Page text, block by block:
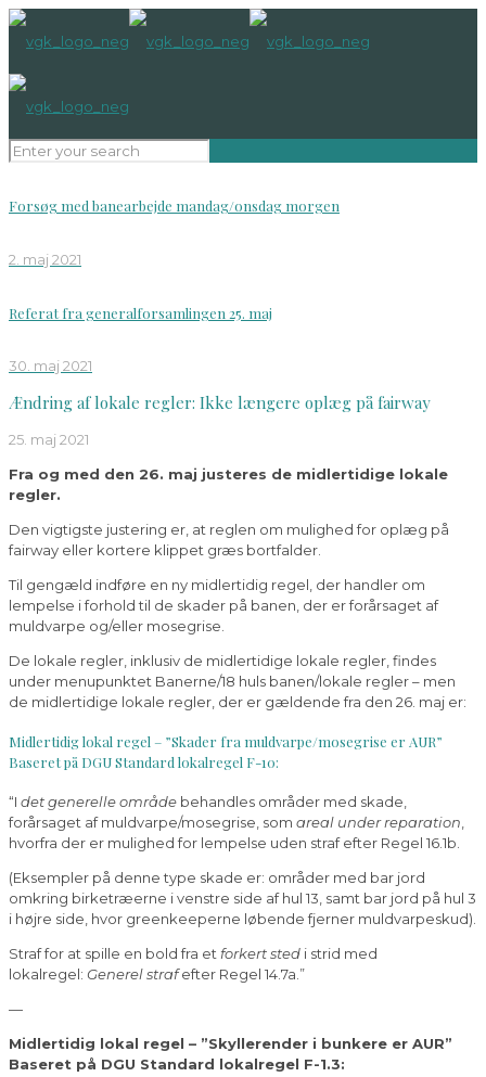
Forsøg med banearbejde mandag/onsdag morgen
2. maj 2021
Referat fra generalforsamlingen 25. maj
30. maj 2021
Ændring af lokale regler: Ikke længere oplæg på fairway
25. maj 2021
Fra og med den 26. maj justeres de midlertidige lokale
regler.
Den vigtigste justering er, at reglen om mulighed for oplæg på
fairway eller kortere klippet græs bortfalder.
Til gengæld indføre en ny midlertidig regel, der handler om
lempelse i forhold til de skader på banen, der er forårsaget af
muldvarpe og/eller mosegrise.
De lokale regler, inklusiv de midlertidige lokale regler, findes
under menupunktet Banerne/18 huls banen/lokale regler – men
de midlertidige lokale regler, der er gældende fra den 26. maj er:
Midlertidig lokal regel – ”Skader fra muldvarpe/mosegrise er AUR”
Baseret på DGU Standard lokalregel F-10:
“I det generelle område behandles områder med skade,
forårsaget af muldvarpe/mosegrise, som areal under reparation
hvorfra der er mulighed for lempelse uden straf efter Regel 16.1b.
(Eksempler på denne type skade er: områder med bar jord
omkring birketræerne i venstre side af hul 13, samt bar jord på hul 3
i højre side, hvor greenkeeperne løbende fjerner muldvarpeskud).
Straf for at spille en bold fra et forkert sted i strid med
lokalregel: Generel strafefter Regel 14.7a.”
—
Midlertidig lokal regel – ”Skyllerender i bunkere er AUR”
Baseret på DGU Standard lokalregel F-1.3: